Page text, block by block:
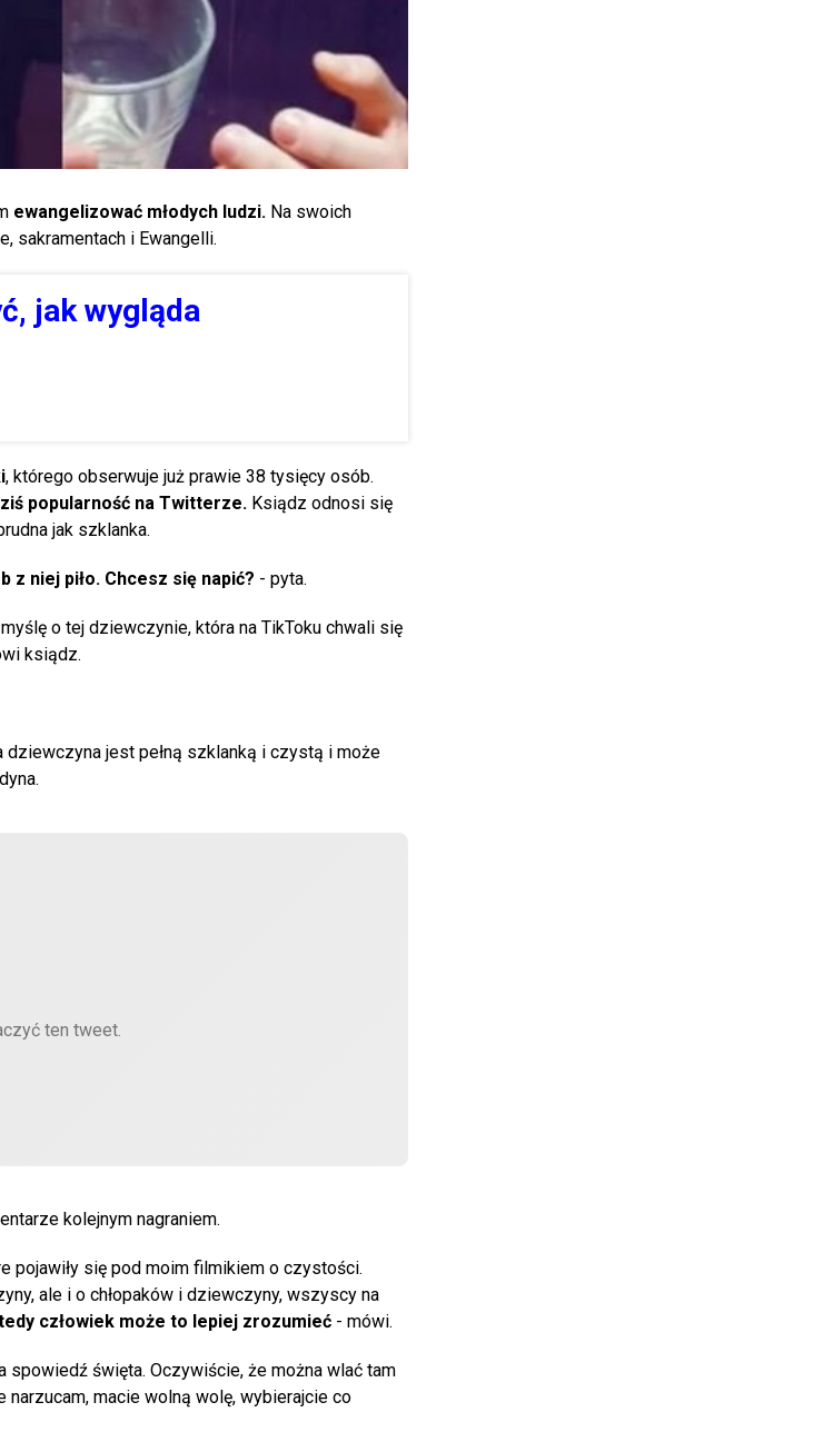
ewangelizować młodych ludzi. Na swoich
sakramentach i Ewangelli.
jak wygląda
, którego obserwuje już prawie 38 tysięcy osób.
popularność na Twitterze. Ksiądz odnosi się
jak szklanka.
z niej piło. Chcesz się napić? - pyta.
o tej dziewczynie, która na TikToku chwali się
ksiądz.
dziewczyna jest pełną szklanką i czystą i może
ten tweet.
kolejnym nagraniem.
pojawiły się pod moim filmikiem o czystości.
ale i o chłopaków i dziewczyny, wszyscy na
człowiek może to lepiej zrozumieć - mówi.
spowiedź święta. Oczywiście, że można wlać tam
narzucam, macie wolną wolę, wybierajcie co